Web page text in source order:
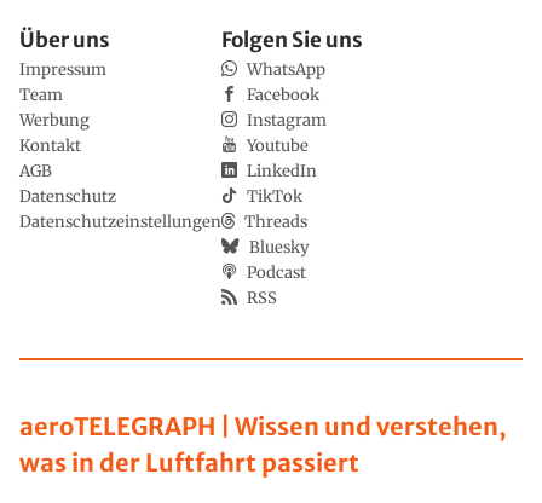
aeroTELEGRAPH | Wissen und verstehen,
was in der Luftfahrt passiert
Über uns
Impressum
Team
Werbung
Kontakt
AGB
Datenschutz
Datenschutzeinstellungen
Folgen Sie uns
WhatsApp
Facebook
Instagram
Youtube
LinkedIn
TikTok
Threads
Bluesky
Podcast
RSS